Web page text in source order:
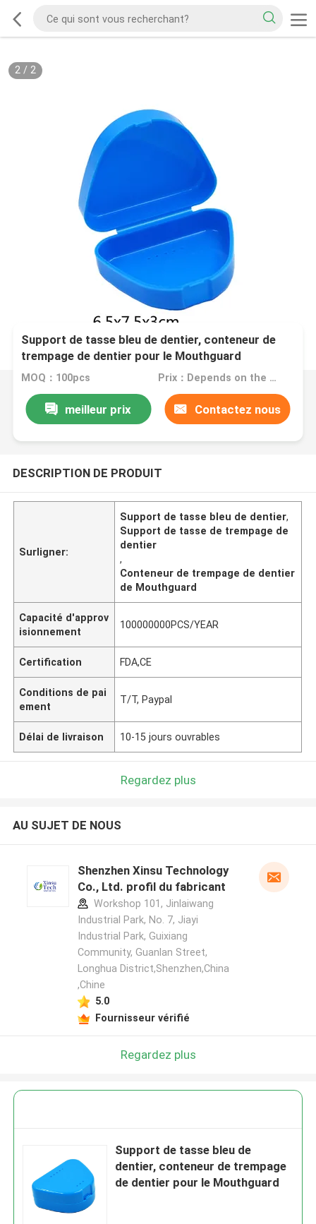
2/ 2
Support de tasse bleu de dentier, conteneur de
trempage de dentier pour le Mouthguard
MOQ：100pcs Prix：Depends on the order quantity
meilleur prix Contactez nous
DESCRIPTION DE PRODUIT
Surligner:
Support de tasse bleu de dentier,
Support de tasse de trempage de
dentier
,
Conteneur de trempage de dentier
de Mouthguard
Capacité d'approv
isionnement
100000000PCS/YEAR
Certification FDA,CE
Conditions de pai
ement
T/T, Paypal
Délai de livraison 10-15 jours ouvrables
Regardez plus
AU SUJET DE NOUS
Shenzhen Xinsu Technology
Co., Ltd. profil du fabricant
Workshop 101, Jinlaiwang
Industrial Park, No. 7, Jiayi
Industrial Park, Guixiang
Community, Guanlan Street,
Longhua District,Shenzhen,China
,Chine
5.0
Fournisseur vérifié
Regardez plus
Support de tasse bleu de
dentier, conteneur de trempage
de dentier pour le Mouthguard